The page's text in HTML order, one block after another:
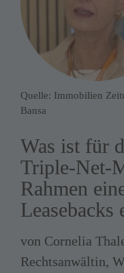
Quelle: Immobilien
Bansa
Was ist für
Triple-Net-
Rahmen
Leasebacks
von Cornelia
Rechtsanwältin,